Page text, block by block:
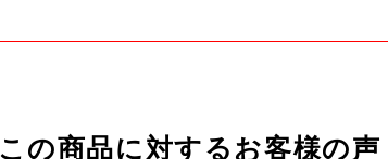
この商品に対するお客様の声